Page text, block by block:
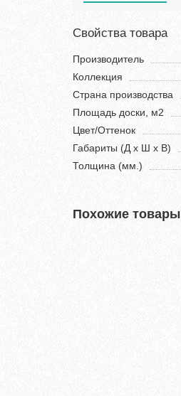
Свойства товара
Производитель
Коллекция
Страна производства
Площадь доски, м2
Цвет/Оттенок
Габариты (Д х Ш х В)
Толщина (мм.)
Похожие товары